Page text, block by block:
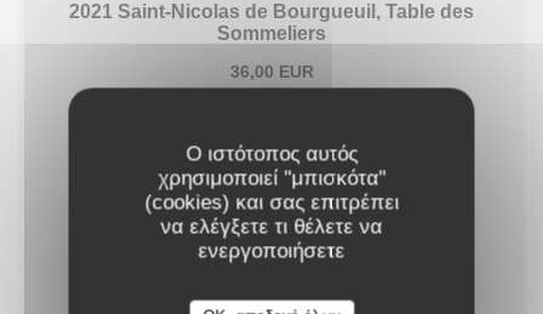
Ο ιστότοπος αυτός
χρησιμοποιεί "μπισκότα"
(cookies) και σας επιτρέπει
να ελέγξετε τι θέλετε να
ενεργοποιήσετε
2021 Saint-Nicolas de Bourgueuil, Table des
Sommeliers
36,00 EUR
Vin Prestige
2016 Saint Julien - Amiral de Beychevelle
75cl